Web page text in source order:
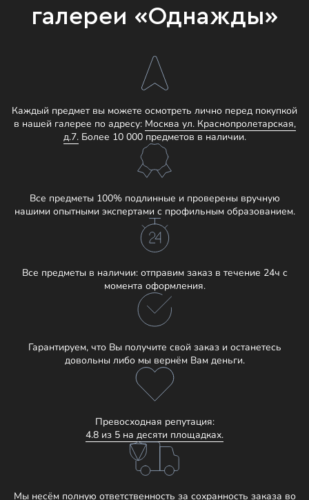
галереи «Однажды»
Каждый предмет вы можете осмотреть лично перед покупкой
в нашей галерее по адресу: Москва ул. Краснопролетарская,
д.7.Более 10 000 предметов в наличии.
Все предметы 100% подлинные и проверены вручную
нашими опытными экспертами с профильным образованием.
Все предметы в наличии: отправим заказ в течение 24ч с
момента оформления.
Гарантируем, что Вы получите свой заказ и останетесь
довольны либо мы вернём Вам деньги.
Превосходная репутация:
4.8 из 5 на десяти площадках.
Мы несём полную ответственность за сохранность заказа во